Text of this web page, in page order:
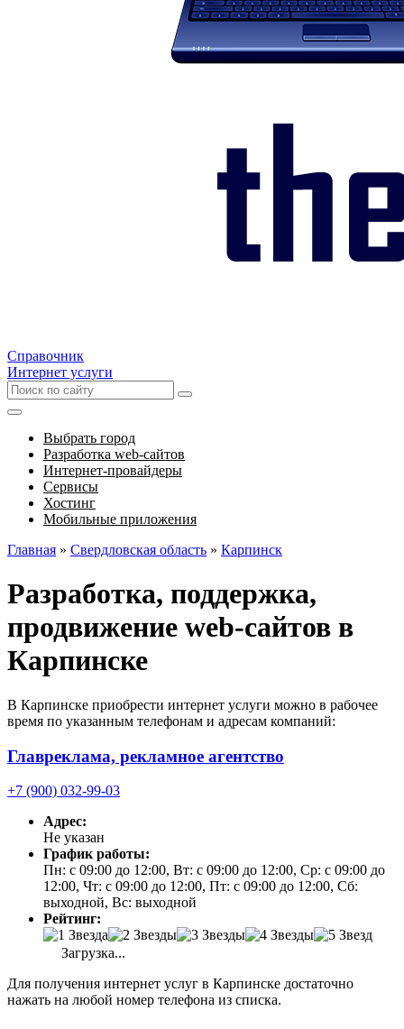
Справочник
Интернет услуги
Выбрать город
Разработка web-сайтов
Интернет-провайдеры
Сервисы
Хостинг
Мобильные приложения
Главная » Свердловская область » Карпинск
Разработка, поддержка,
продвижение web-сайтов в
Карпинске
В Карпинске приобрести интернет услуги можно в рабочее
время по указанным телефонам и адресам компаний:
Главреклама, рекламное агентство
+7 (900) 032-99-03
Адрес:
Не указан
График работы:
Пн: с 09:00 до 12:00, Вт: с 09:00 до 12:00, Ср: с 09:00 до
12:00, Чт: с 09:00 до 12:00, Пт: с 09:00 до 12:00, Сб:
выходной, Вс: выходной
Рейтинг:
Загрузка...
Для получения интернет услуг в Карпинске достаточно
нажать на любой номер телефона из списка.